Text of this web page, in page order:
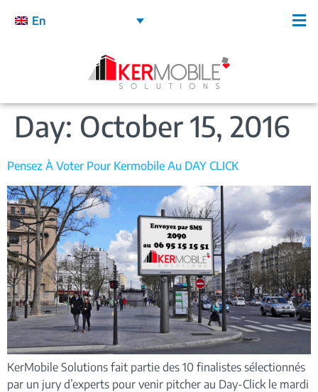
En
Day: October 15, 2016
Pensez À Voter Pour Kermobile Au DAY CLICK
KerMobile Solutions fait partie des 10 finalistes sélectionnés
par un jury d’experts pour venir pitcher au Day-Click le mardi